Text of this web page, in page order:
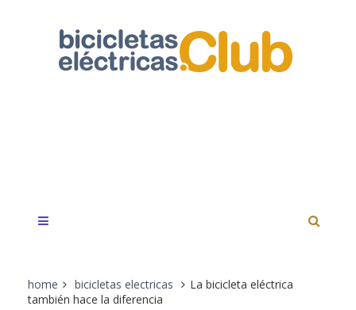
home bicicletas electricas
La bicicleta eléctrica
también hace la diferencia